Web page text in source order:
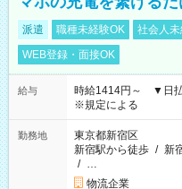
派遣 職種未経験OK 社会人
WEB登録・面接OK
給与
時給1414円～ ▼日
※規定による
勤務地
東京都新宿区
新宿駅から徒歩 / 新
/ …
物流企業